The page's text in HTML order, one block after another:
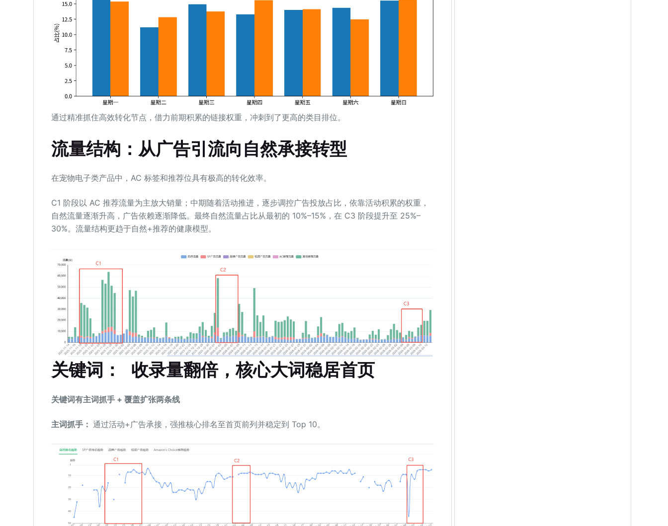
通过精准抓住高效转化节点，借力前期积累的链接权重，冲刺到了更高的类目排位。
流量结构：从广告引流向自然承接转型
在宠物电子类产品中，AC 标签和推荐位具有极高的转化效率。
C1 阶段以 AC 推荐流量为主放大销量；中期随着活动推进，逐步调控广告投放占比，依靠活动积累的权重，
自然流量逐渐升高，广告依赖逐渐降低。最终自然流量占比从最初的 10%–15%，在 C3 阶段提升至 25%–
30%。流量结构更趋于自然+推荐的健康模型。
关键词： 收录量翻倍，核心大词稳居首页
关键词有主词抓手 + 覆盖扩张两条线
主词抓手： 通过活动+广告承接，强推核心排名至首页前列并稳定到 Top 10。